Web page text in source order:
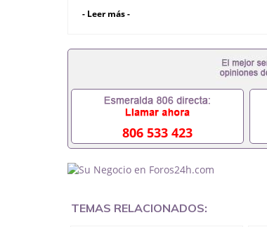
请学校、转学，甚至是申请工签都可
业证成绩单可以办学历认证吗
毕业证会查吗551190476入职国企/
不到毕业证怎么办, 毕业证丢了怎么
中途辍学、挂科而没有正常毕业
常毕业而导致回国得不到教育部认证
有文凭怎么办,怎么办理本科/研究生
551190476哪里可以买国外文凭
551190476怎么办理 外假毕业证
的毕业证成绩单可以吗551190476哪
551190476国外毕业证外壳定制QQ微
- Leer más -
806 533 423
TEMAS RELACIONADOS: